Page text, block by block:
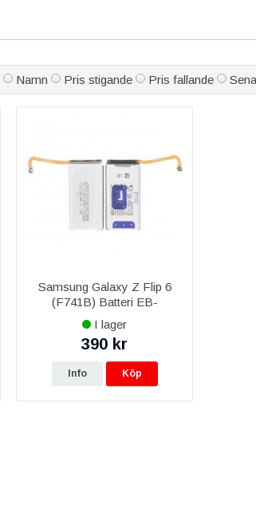
Namn Pris stigande Pris fallande
Samsung Galaxy Z Flip 6
(F741B) Batteri EB-
BF741ABE
I lager
390 kr
Info Köp